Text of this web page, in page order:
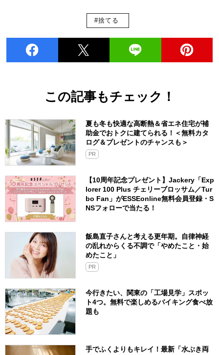
#捨てる
この記事もチェック！
夏も冬も快適な高断熱＆省エネ住宅が補
助金でおトクに建てられる！＜無料カタ
ログ＆プレゼントのチャンスも＞
PR
【10周年記念プレゼント】Jackery「Exp
lorer 100 Plus チェリーブロッサム／Tur
bo Fan」がESSEonline無料会員登録・S
NSフォローで当たる！
飯島直子さんと考える更年期。自律神経
の乱れからくる不調で「やめたこと・始
めたこと」
PR
今行きたい、関東の「工場見学」スポッ
ト4つ。無料で楽しめるバイキング食べ放
題も
手でふくよりもキレイ！最新「水ぶき両